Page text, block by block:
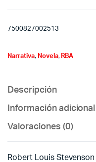
7500827002513
Narrativa, Novela, RBA
Descripción
Información adicional
Valoraciones (0)
Robert Louis